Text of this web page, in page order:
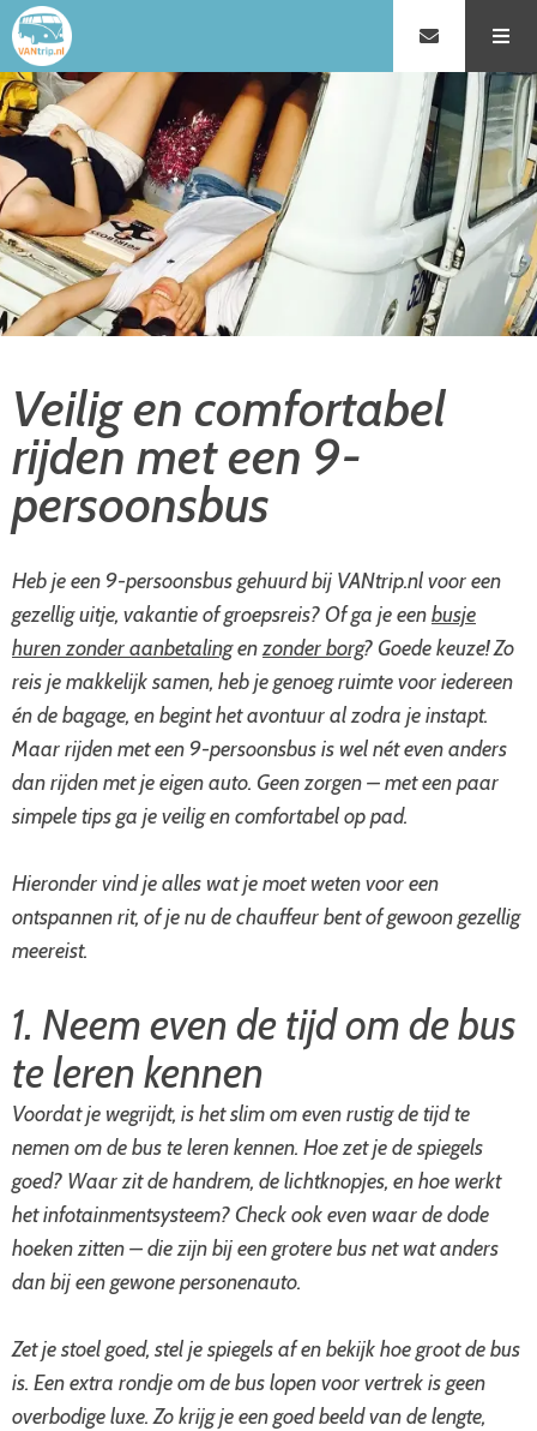
Veilig en comfortabel
rijden met een 9-
persoonsbus
Heb je een 9-persoonsbus gehuurd bij VANtrip.nl voor een
gezellig uitje, vakantie of groepsreis? Of ga je eenbusje
huren zonder aanbetalingenzonder borg? Goede keuze! Zo
reis je makkelijk samen, heb je genoeg ruimte voor iedereen
én de bagage, en begint het avontuur al zodra je instapt.
Maar rijden met een 9-persoonsbus is wel nét even anders
dan rijden met je eigen auto. Geen zorgen – met een paar
simpele tips ga je veilig en comfortabel op pad.
Hieronder vind je alles wat je moet weten voor een
ontspannen rit, of je nu de chauffeur bent of gewoon gezellig
meereist.
1. Neem even de tijd om de bus
te leren kennen
Voordat je wegrijdt, is het slim om even rustig de tijd te
nemen om de bus te leren kennen. Hoe zet je de spiegels
goed? Waar zit de handrem, de lichtknopjes, en hoe werkt
het infotainmentsysteem? Check ook even waar de dode
hoeken zitten – die zijn bij een grotere bus net wat anders
dan bij een gewone personenauto.
Zet je stoel goed, stel je spiegels af en bekijk hoe groot de bus
is. Een extra rondje om de bus lopen voor vertrek is geen
overbodige luxe. Zo krijg je een goed beeld van de lengte,